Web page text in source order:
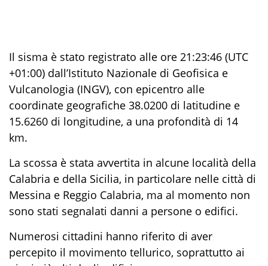
Il sisma è stato registrato alle ore 21:23:46 (UTC
+01:00) dall’Istituto Nazionale di Geofisica e
Vulcanologia (INGV), con epicentro alle
coordinate geografiche 38.0200 di latitudine e
15.6260 di longitudine, a una profondità di 14
km.
La scossa è stata avvertita in alcune località della
Calabria e della Sicilia, in particolare nelle città di
Messina e Reggio Calabria, ma al momento non
sono stati segnalati danni a persone o edifici.
Numerosi cittadini hanno riferito di aver
percepito il movimento tellurico, soprattutto ai